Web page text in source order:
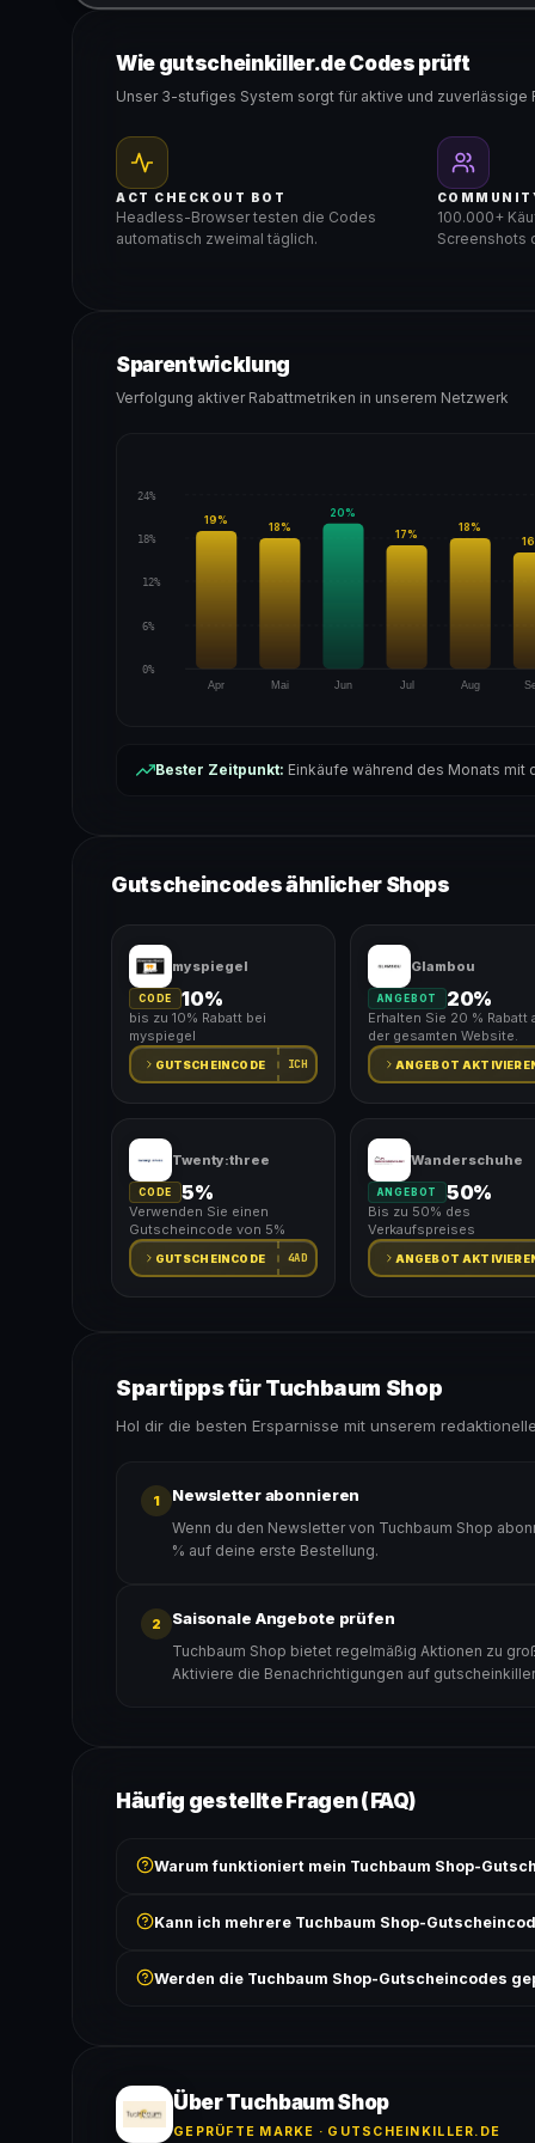
Gültig für teilnehmende Produkte
Wie gutscheinkiller.de Codes prüft
Unser 3-stufiges System sorgt für aktive und zuverlässige
ACT CHECKOUT BOT
Headless-Browser testen die Codes
automatisch zweimal täglich.
100.000+
Screenshots
Sparentwicklung
Verfolgung aktiver Rabattmetriken in unserem Netzwerk
24%
18%
12%
6%
0%
Apr
19%
Mai
18%
Jun
20%
Jul
17%
Aug
18%
16
Bester Zeitpunkt: Einkäufe während des Monats mit
Gutscheincodes ähnlicher Shops
myspiegel
CODE 10%
bis zu 10% Rabatt bei
myspiegel
GUTSCHEINCODE ICH
Glambou
ANGEBOT 20%
Erhalten Sie 20 % Rabatt
der gesamten Website.
ANGEBOT
Twenty:three
CODE 5%
Verwenden Sie einen
Gutscheincode von 5%
GUTSCHEINCODE 4AD
Wanderschuhe
ANGEBOT 50%
Bis zu 50% des
Verkaufspreises
ANGEBOT
Spartipps für Tuchbaum Shop
Hol dir die besten Ersparnisse mit unserem
1 Newsletter abonnieren
Wenn du den Newsletter von Tuchbaum Shop
% auf deine erste Bestellung.
2 Saisonale Angebote prüfen
Tuchbaum Shop bietet regelmäßig Aktionen zu
Aktiviere die Benachrichtigungen auf
Häufig gestellte Fragen (FAQ)
Warum funktioniert mein Tuchbaum Shop-
Bedingungen findest du unter „Details".
Kann ich mehrere Tuchbaum Shop-
ausgeschlossen, sofern die Angebotsbedingungen
Werden die Tuchbaum Shop-Gutscheincodes
Über Tuchbaum Shop
GEPRÜFTE MARKE · GUTSCHEINKILLER.DE